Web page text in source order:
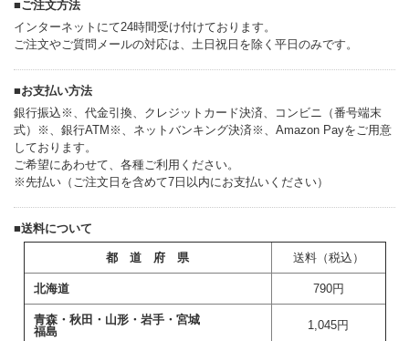
■ご注文方法
インターネットにて24時間受け付けております。
ご注文やご質問メールの対応は、土日祝日を除く平日のみです。
■お支払い方法
銀行振込※、代金引換、クレジットカード決済、コンビニ（番号端末
式）※、銀行ATM※、ネットバンキング決済※、Amazon Payをご用意
しております。
ご希望にあわせて、各種ご利用ください。
※先払い（ご注文日を含めて7日以内にお支払いください）
■送料について
都 道 府 県 送料（税込）
北海道 790円
青森・秋田・山形・岩手・宮城
福島
1,045円